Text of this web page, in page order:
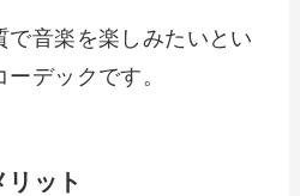
で音楽を楽しみたいとい
デックです。
ット